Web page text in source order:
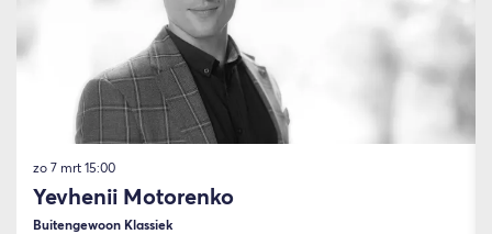
Yevhenii Motorenko
Buitengewoon Klassiek
zo 7 mrt 15:00